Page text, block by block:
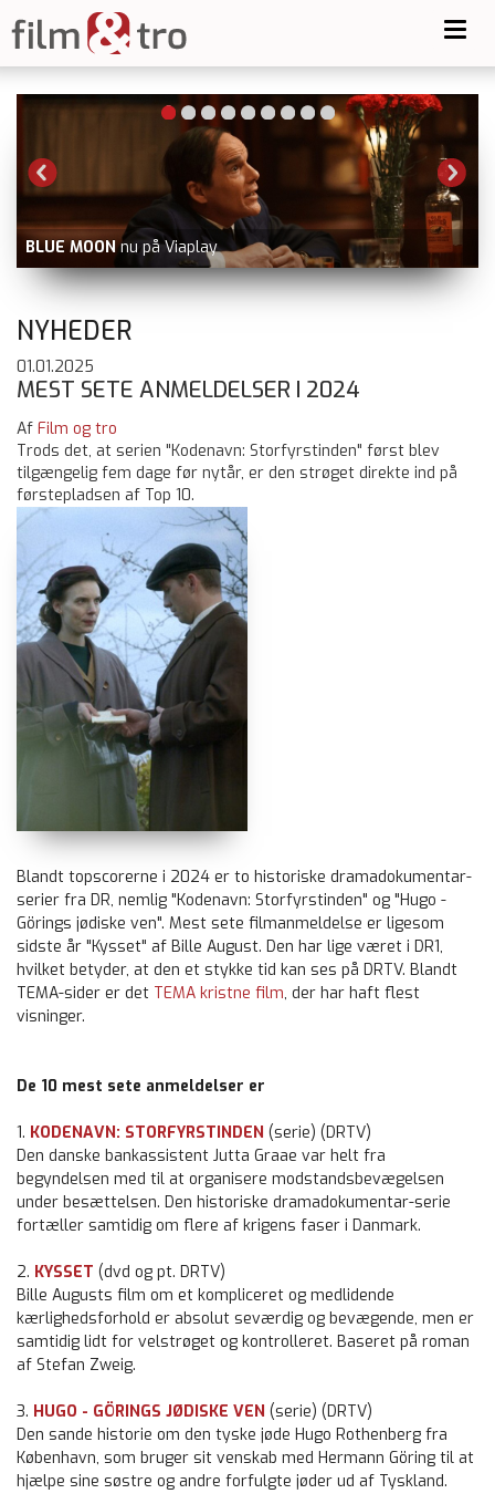
BLUE MOON nu på Viaplay
NYHEDER
01.01.2025
MEST SETE ANMELDELSER I 2024
Af Film og tro
Trods det, at serien "Kodenavn: Storfyrstinden" først blev
tilgængelig fem dage før nytår, er den strøget direkte ind på
førstepladsen af Top 10.
Blandt topscorerne i 2024 er to historiske dramadokumentar-
serier fra DR, nemlig "Kodenavn: Storfyrstinden" og "Hugo -
Görings jødiske ven". Mest sete filmanmeldelse er ligesom
sidste år "Kysset" af Bille August. Den har lige været i DR1,
hvilket betyder, at den et stykke tid kan ses på DRTV. Blandt
TEMA-sider er det TEMA kristne film, der har haft flest
visninger.
De 10 mest sete anmeldelser er
1. KODENAVN: STORFYRSTINDEN (serie) (DRTV)
Den danske bankassistent Jutta Graae var helt fra
begyndelsen med til at organisere modstandsbevægelsen
under besættelsen. Den historiske dramadokumentar-serie
fortæller samtidig om flere af krigens faser i Danmark.
2. KYSSET (dvd og pt. DRTV)
Bille Augusts film om et kompliceret og medlidende
kærlighedsforhold er absolut seværdig og bevægende, men er
samtidig lidt for velstrøget og kontrolleret. Baseret på roman
af Stefan Zweig.
3. HUGO - GÖRINGS JØDISKE VEN (serie) (DRTV)
Den sande historie om den tyske jøde Hugo Rothenberg fra
København, som bruger sit venskab med Hermann Göring til at
hjælpe sine søstre og andre forfulgte jøder ud af Tyskland.